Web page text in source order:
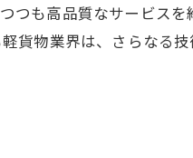
つも高品質なサービスを
貨物業界は、さらなる